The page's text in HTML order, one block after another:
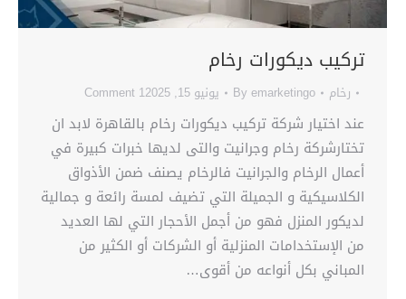
تركيب ديكورات رخام
رخام By emarketingo يونيو 15, 2025 1 Comment
عند اختيار شركة تركيب ديكورات رخام بالقاهرة لابد ان
تختارشركة رخام وجرانيت والتى لديها خبرات كبيرة في
أعمال الرخام والجرانيت فالرخام يصنف ضمن الأذواق
الكلاسيكية و الجميلة التي تضيف لمسة رائعة و جمالية
لديكور المنزل فهو من أجمل الأحجار التي لها العديد
من الإستخدامات المنزلية أو الشركات أو الكثير من
المباني بكل أنواعه من أقوى…